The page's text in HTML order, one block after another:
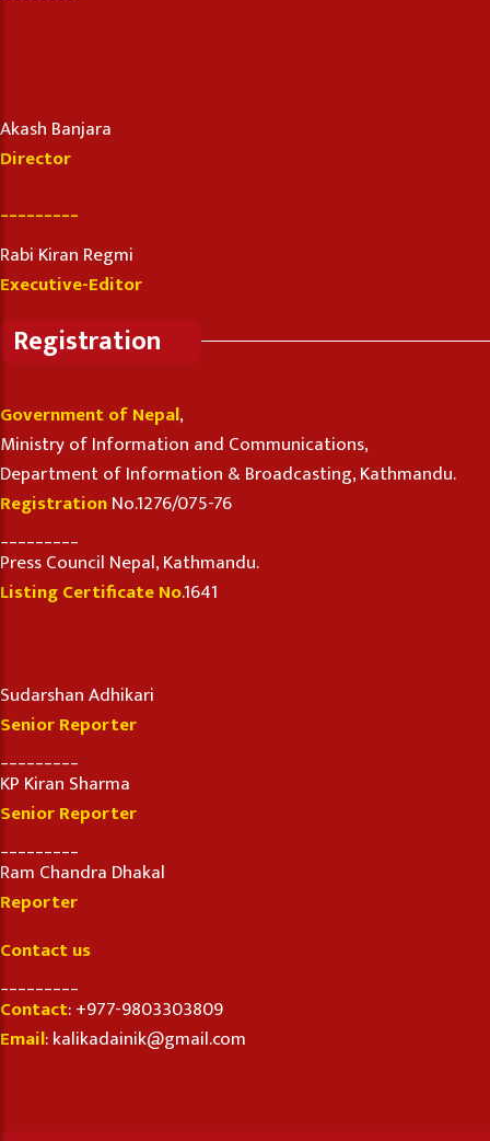
Akash Banjara
Director
Rabi Kiran Regmi
Executive-Editor
Registration
Government of Nepal,
Ministry of Information and Communications,
Department of Information & Broadcasting, Kathmandu.
RegistrationNo.1276/075-76
Press Council Nepal, Kathmandu.
Listing Certificate No.1641
Sudarshan Adhikari
Senior Reporter
KP Kiran Sharma
Senior Reporter
Ram Chandra Dhakal
Reporter
Contact us
Contact: +977-9803303809
Email: kalikadainik@gmail.com